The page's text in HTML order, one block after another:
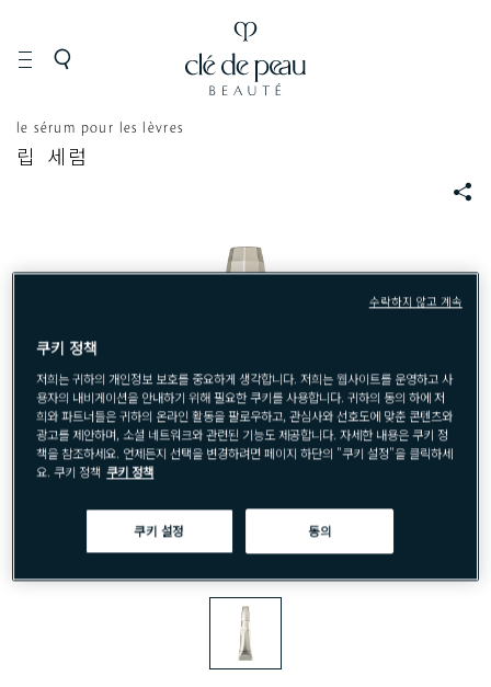
페
이
아
le sérum pour les lèvres
립 세럼
쿠키 정책
저희는 귀하의 개인정보 보호를 중요하게 생각합니다. 저희는 웹사이트를 운영하고 사
용자의 내비게이션을 안내하기 위해 필요한 쿠키를 사용합니다. 귀하의 동의 하에 저
희와 파트너들은 귀하의 온라인 활동을 팔로우하고, 관심사와 선호도에 맞춘 콘텐츠와
광고를 제안하며, 소셜 네트워크와 관련된 기능도 제공합니다. 자세한 내용은 쿠키 정
책을 참조하세요. 언제든지 선택을 변경하려면 페이지 하단의 "쿠키 설정"을 클릭하세
요. 쿠키 정책 쿠키 정책
쿠키 설정 동의
수락하지 않고 계속